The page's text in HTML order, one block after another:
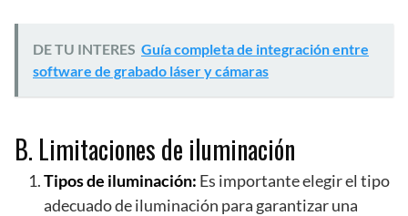
DE TU INTERES Guía completa de integración entre
software de grabado láser y cámaras
B. Limitaciones de iluminación
Tipos de iluminación: Es importante elegir el tipo
adecuado de iluminación para garantizar una